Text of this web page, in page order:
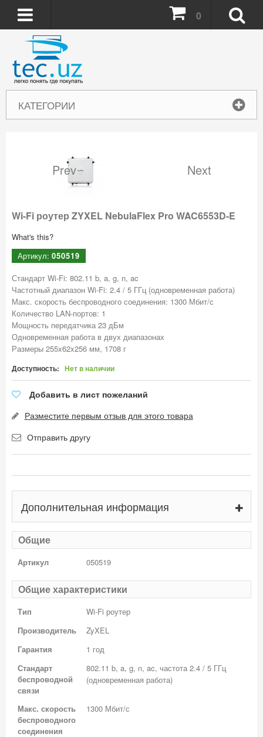
КАТЕГОРИИ
0
Prev Next
Wi-Fi роутер ZYXEL NebulaFlex Pro WAC6553D-E
What's this?
Артикул: 050519
Стандарт Wi-Fi: 802.11 b, a, g, n, ac
Частотный диапазон Wi-Fi: 2.4 / 5 ГГц (одновременная работа)
Макс. скорость беспроводного соединения: 1300 Мбит/с
Количество LAN-портов: 1
Мощность передатчика 23 дБм
Одновременная работа в двух диапазонах
Размеры 255x62x256 мм, 1708 г
Доступность: Нет в наличии
Добавить в лист пожеланий
Разместите первым отзыв для этого товара
Отправить другу
Дополнительная информация
Общие
Артикул 050519
Общие характеристики
Тип
Wi-Fi роутер
Производитель
ZyXEL
Гарантия
1 год
Стандарт
беспроводной
связи
802.11 b, a, g, n, ac, частота 2.4 / 5 ГГц
(одновременная работа)
Макс. скорость
беспроводного
соединения
1300 Мбит/с